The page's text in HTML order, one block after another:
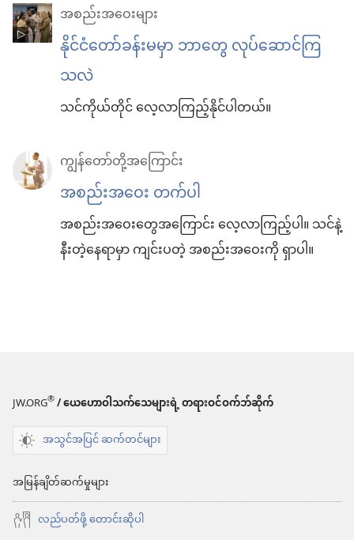
အစည်းအဝေးများ
နိုင်ငံတော်ခန်းမမှာ ဘာတွေ လုပ်ဆောင်ကြ
သလဲ
သင်ကိုယ်တိုင် လေ့လာကြည့်နိုင်ပါတယ်။
ကျွန်တော်တို့အကြောင်း
အစည်းအဝေး တက်ပါ
အစည်းအဝေးတွေအကြောင်း လေ့လာကြည့်ပါ။ သင်နဲ့
နီးတဲ့နေရာမှာ ကျင်းပတဲ့ အစည်းအဝေးကို ရှာပါ။
JW.ORG®/ ယေဟောဝါသက်သေများရဲ့ တရားဝင်ဝက်ဘ်ဆိုက်
အသွင်အပြင် ဆက်တင်များ
အမြန်ချိတ်ဆက်မှုများ
လည်ပတ်ဖို့ တောင်းဆိုပါ